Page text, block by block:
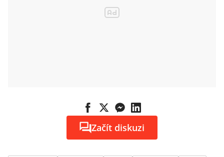
Začít diskuzi